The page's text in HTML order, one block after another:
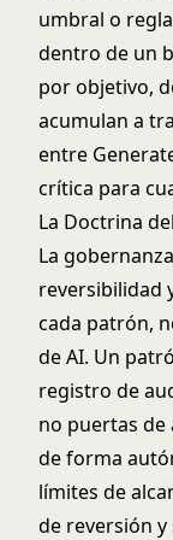
umbral o
dentro de un
por objetivo,
acumulan a
entre
crítica para
La Doctrina
La
reversibilidad
cada patrón,
de AI. Un
registro de
no puertas de
de forma
límites de
de reversión